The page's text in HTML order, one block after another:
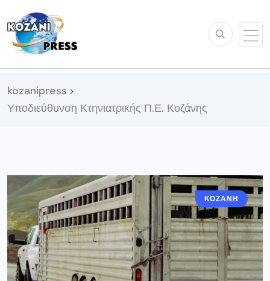
kozanipress >
Υποδιεύθυνση Κτηνιατρικής Π.Ε. Κοζάνης
ΚΟΖΆΝΗ